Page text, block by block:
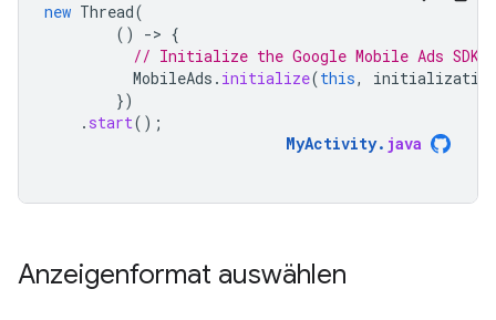
new Thread(
()
-> {
// Initialize the Google Mobile Ads SDK
MobileAds . initialize(this,
})
. start();
MyActivity. java
Anzeigenformat auswählen